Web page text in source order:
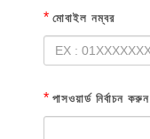
* মোবাইল নম্বর
* পাসওয়ার্ড নির্বাচন করুন